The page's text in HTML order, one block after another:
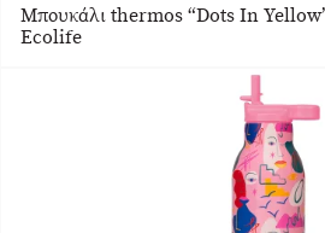
Μπουκάλι thermos “Dots In
Ecolife